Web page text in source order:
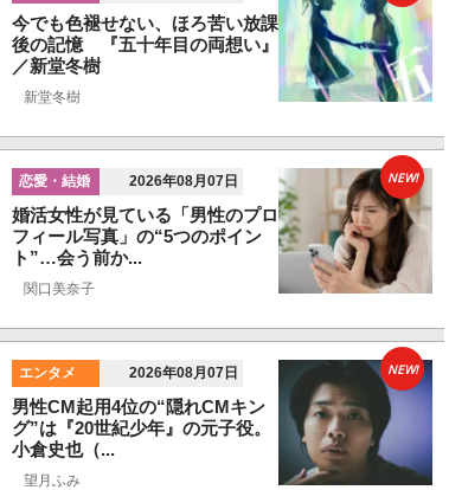
今でも色褪せない、ほろ苦い放課
後の記憶 『五十年目の両想い』
／新堂冬樹
新堂冬樹
恋愛・結婚 2026年08月07日
婚活女性が見ている「男性のプロ
フィール写真」の“5つのポイン
ト”…会う前か...
関口美奈子
NEW!
エンタメ 2026年08月07日
男性CM起用4位の“隠れCMキン
グ”は『20世紀少年』の元子役。
小倉史也（...
望月ふみ
NEW!